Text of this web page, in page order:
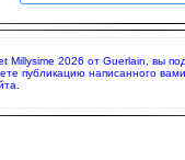
2026 от Guerlain, вы
публикацию написанного